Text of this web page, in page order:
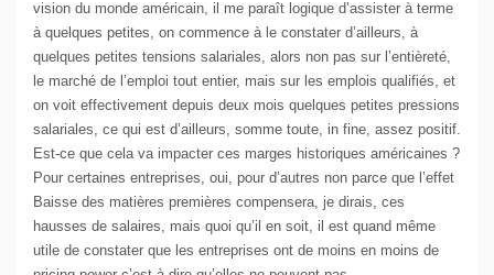
vision du monde américain, il me paraît logique d’assister à terme
à quelques petites, on commence à le constater d’ailleurs, à
quelques petites tensions salariales, alors non pas sur l’entièreté,
le marché de l’emploi tout entier, mais sur les emplois qualifiés, et
on voit effectivement depuis deux mois quelques petites pressions
salariales, ce qui est d’ailleurs, somme toute, in fine, assez positif.
Est-ce que cela va impacter ces marges historiques américaines ?
Pour certaines entreprises, oui, pour d’autres non parce que l’effet
Baisse des matières premières compensera, je dirais, ces
hausses de salaires, mais quoi qu’il en soit, il est quand même
utile de constater que les entreprises ont de moins en moins de